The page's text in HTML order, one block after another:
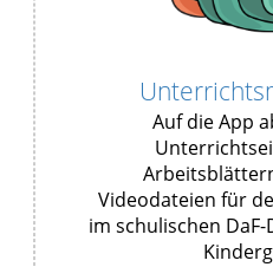
Auf die App
Videodateien für
im schulischen